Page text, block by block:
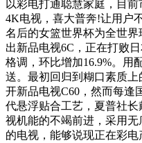
以彩电打通聪慧家庭，目
4K电视，喜大普奔!让用户
名后的女篮世界杯为全世
出新品电视6C，正在打败
格调，环比增加16.9%。用
送。最初回归到糊口素质
开新品电视C60，然而每逢
代悬浮贴合工艺，夏普社
视机能的不竭前进，采用
的电视，能够说现正在彩